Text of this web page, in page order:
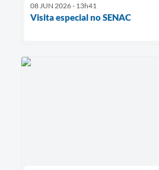
08 JUN 2026 - 13h41
Visita especial no SENAC